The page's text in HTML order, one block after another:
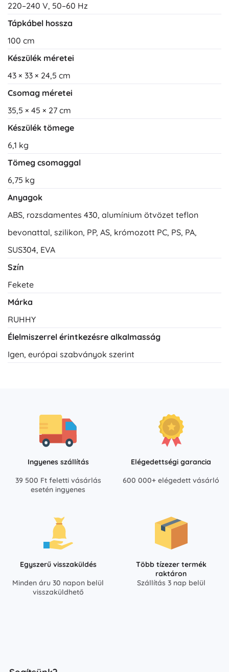
220–240 V, 50–60 Hz
Tápkábel hossza
100 cm
Készülék méretei
43 × 33 × 24,5 cm
Csomag méretei
35,5 × 45 × 27 cm
Készülék tömege
6,1 kg
Tömeg csomaggal
6,75 kg
Anyagok
ABS, rozsdamentes 430, alumínium ötvözet teflon
bevonattal, szilikon, PP, AS, krómozott PC, PS, PA,
SUS304, EVA
Szín
Fekete
Márka
RUHHY
Élelmiszerrel érintkezésre alkalmasság
Igen, európai szabványok szerint
Ingyenes szállítás
39 500 Ft feletti vásárlás
esetén ingyenes
Elégedettségi garancia
600 000+ elégedett vásárló
Egyszerű visszaküldés
Minden áru 30 napon belül
visszaküldhető
Több tízezer termék
raktáron
Szállítás 3 nap belül